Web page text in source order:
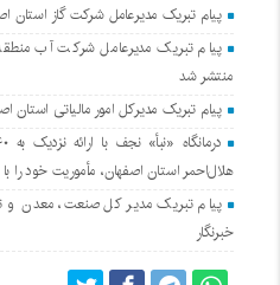
پیام تبریک مدیرعامل شرکت گاز استان اصفهان به
پیام تبریک مدیرعامل شرکت آب
منتشر شد
پیام تبریک مدیرکل امور مالیاتی استان
هلال‌احمر استان اصفهان، مأموریت خود را
پیام تبریک مدیر کل صنعت، معدن و
خبرنگار